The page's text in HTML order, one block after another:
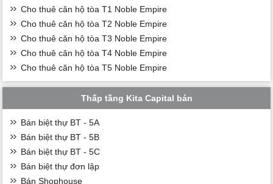
Cho thuê căn hộ tòa T1 Noble Empire
Cho thuê căn hộ tòa T2 Noble Empire
Cho thuê căn hộ tòa T3 Noble Empire
Cho thuê căn hộ tòa T4 Noble Empire
Cho thuê căn hộ tòa T5 Noble Empire
Thấp tầng Kita Capital bán
Bán biệt thự BT - 5A
Bán biệt thự BT - 5B
Bán biệt thự BT - 5C
Bán biệt thự đơn lập
Bán Shophouse